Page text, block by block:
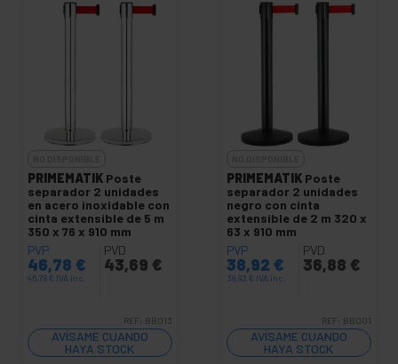
PRIMEMATIK Poste
separador 2 unidades
en acero inoxidable con
cinta extensible de 5 m
350 x 76 x 910 mm
PVP
46,78 €
46,78 € IVA inc.
PVD
43,69 €
REF: BB013
AVÍSAME CUANDO
HAYA STOCK
PRIMEMATIK Poste
separador 2 unidades
negro con cinta
extensible de 2 m 320 x
63 x 910 mm
PVP
38,92 €
38,92 € IVA inc.
PVD
36,88 €
REF: BB001
AVÍSAME CUANDO
HAYA STOCK